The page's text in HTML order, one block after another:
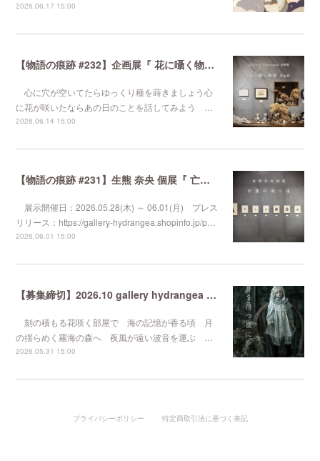
2026.06.17 15:00
【物語の痕跡 #232】企画展『 花に囁く物語 Ep.6 』
心に穴が空いてたらゆっくり種を蒔きましょう心
に花が咲いたならあの日のことを話してみよう …
2026.06.14 15:00
【物語の痕跡 #231】生熊 奈央 個展『 亡霊の通り道 』
展示開催日：2026.05.28(木) ～ 06.01(月) プレス
リリース：https://gallery-hydrangea.shopinfo.jp/p…
2026.06.01 15:00
【募集締切】2026.10 gallery hydrangea 企画展『 波音を待つ夜に 』
刻の積もる花咲く部屋で 海の記憶が香る頃 月
の揺らめく霧海の森へ 夜風が遠い波音を運ぶ …
2026.05.31 15:00
プライバシーポリシー 特定商取引法に基づく表記